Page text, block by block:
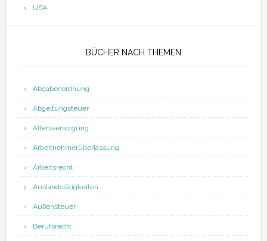
USA
BÜCHER NACH THEMEN
Abgabenordnung
Abgeltungsteuer
Altersversorgung
Arbeitnehmerüberlassung
Arbeitsrecht
Auslandstätigkeiten
Außensteuer
Berufsrecht